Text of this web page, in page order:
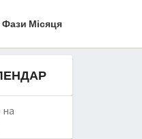
Фази Місяця
на